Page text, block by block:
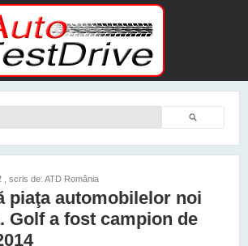
Căutare
, scris de: ATD România
piaţa automobilelor noi
Golf a fost campion de